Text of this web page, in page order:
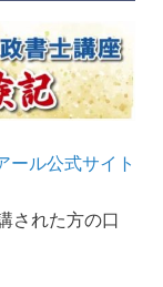
ール公式サイト
された方の口